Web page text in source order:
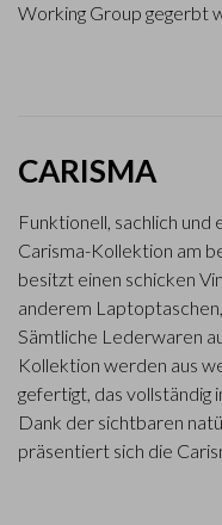
Working Group gegerbt
CARISMA
Funktionell, sachlich und
Carisma-Kollektion am
besitzt einen schicken
anderem
Sämtliche Lederwaren
Kollektion werden aus
gefertigt, das vollständig
Dank der sichtbaren
präsentiert sich die